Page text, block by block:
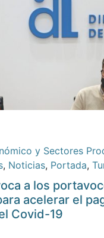
y Sectores
, Noticias, Portada,
a los
acelerar el
Covid-19